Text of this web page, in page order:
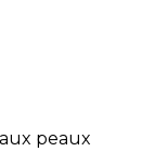
peaux